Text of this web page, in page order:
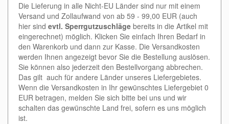
Die Lieferung in alle Nicht-EU Länder sind nur mit einem
Versand und Zollaufwand von ab 59 - 99,00 EUR (auch
hier sind evtl. Sperrgutzuschläge bereits in die Artikel mit
eingerechnet) möglich. Klicken Sie einfach Ihren Bedarf in
den Warenkorb und dann zur Kasse. Die Versandkosten
werden Ihnen angezeigt bevor Sie die Bestellung auslösen.
Sie können also jederzeit den Bestellvorgang abbrechen.
Das gilt auch für andere Länder unseres Liefergebietes.
Wenn die Versandkosten in Ihr gewünschtes Liefergebiet 0
EUR betragen, melden Sie sich bitte bei uns und wir
schalten das gewünschte Land frei, sofern es uns möglich
ist.